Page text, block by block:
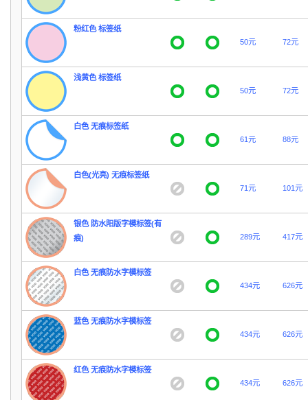
粉红色 标签纸
50元
72元
浅黄色 标签纸
50元
72元
白色 无痕标签纸
61元
88元
白色(光亮) 无痕标签纸
71元
101元
银色 防水阳版字模标签(有
痕)
289元 417元
白色 无痕防水字模标签
434元
626元
蓝色 无痕防水字模标签
434元
626元
红色 无痕防水字模标签
434元
626元